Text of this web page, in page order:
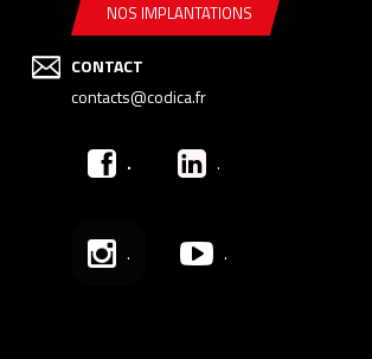
NOS IMPLANTATIONS
CONTACT
contacts@codica.fr
. .
. .